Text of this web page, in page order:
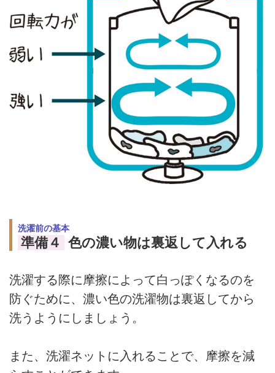
洗濯前の基本
準備４ 色の濃い物は裏返して入れる
洗濯する際に摩擦によって白っぽくなるのを
防ぐために、濃い色の洗濯物は裏返してから
洗うようにしましょう。
また、洗濯ネットに入れることで、摩擦を減